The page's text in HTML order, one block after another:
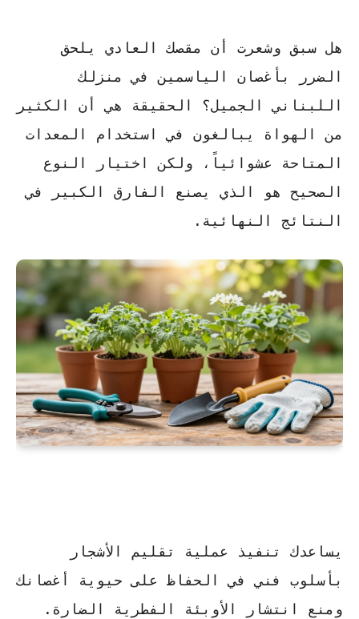
هل سبق وشعرت أن مقصك العادي يلحق
الضرر بأغصان الياسمين في منزلك
اللبناني الجميل؟ الحقيقة هي أن الكثير
من الهواة يبالغون في استخدام المعدات
المتاحة عشوائياً، ولكن اختيار النوع
الصحيح هو الذي يصنع الفارق الكبير في
النتائج النهائية.
يساعدك تنفيذ عملية
تقليم الأشجار
بأسلوب فني في الحفاظ على حيوية أغصانك
ومنع انتشار الأوبئة الفطرية الضارة.